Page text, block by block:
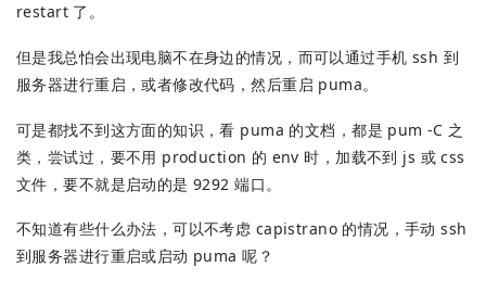
restart 了。
但是我总怕会出现电脑不在身边的情况，而可以通过手机 ssh 到
服务器进行重启，或者修改代码，然后重启 puma。
可是都找不到这方面的知识，看 puma 的文档，都是 pum -C 之
类，尝试过，要不用 production 的 env 时，加载不到 js 或 css
文件，要不就是启动的是 9292 端口。
不知道有些什么办法，可以不考虑 capistrano 的情况，手动 ssh
到服务器进行重启或启动 puma 呢？